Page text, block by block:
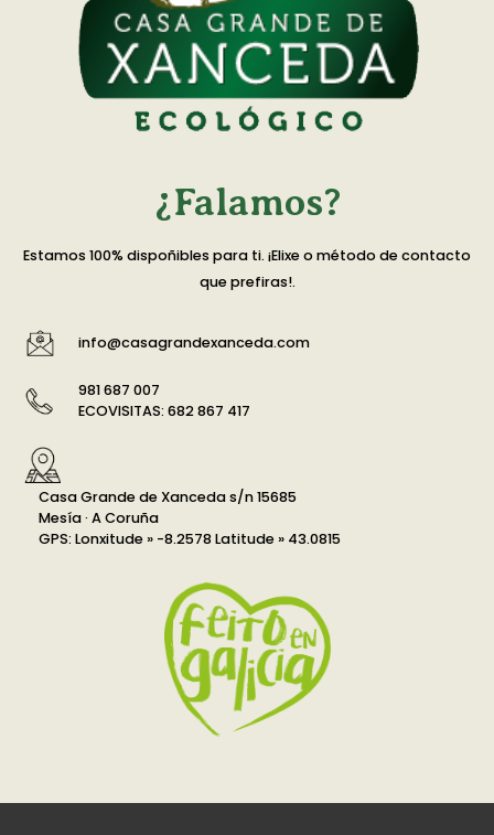
¿Falamos?
Estamos 100% dispoñibles para ti. ¡Elixe o método de contacto
que prefiras!.
info@casagrandexanceda.com
981 687 007
ECOVISITAS: 682 867 417
Casa Grande de Xanceda s/n 15685
Mesía · A Coruña
GPS: Lonxitude » -8.2578 Latitude » 43.0815